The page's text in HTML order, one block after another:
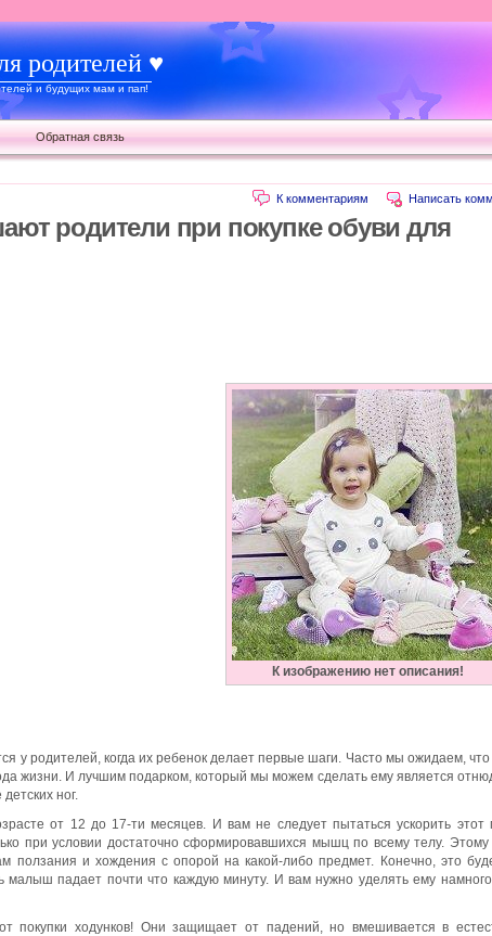
родителей ♥
и будущих мам и пап!
Обратная связь
Написать
К комментариям
родители при покупке обуви для
К изображению нет описания!
у родителей, когда их ребенок делает первые шаги. Часто мы ожидаем,
жизни. И лучшим подарком, который мы можем сделать ему является
ног.
от 12 до 17-ти месяцев. И вам не следует пытаться ускорить этот
при условии достаточно сформировавшихся мышц по всему телу. Этому
ползания и хождения с опорой на какой-либо предмет. Конечно, это
малыш падает почти что каждую минуту. И вам нужно уделять ему
покупки ходунков! Они защищает от падений, но вмешивается в